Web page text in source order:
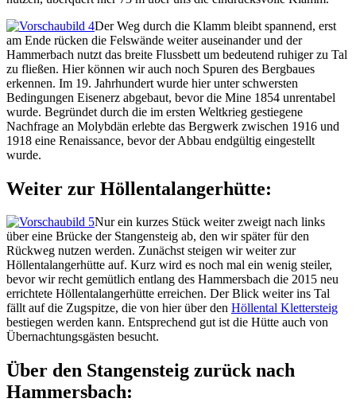
Der Weg durch die Klamm bleibt spannend, erst
am Ende rücken die Felswände weiter auseinander und der
Hammerbach nutzt das breite Flussbett um bedeutend ruhiger zu Tal
zu fließen. Hier können wir auch noch Spuren des Bergbaues
erkennen. Im 19. Jahrhundert wurde hier unter schwersten
Bedingungen Eisenerz abgebaut, bevor die Mine 1854 unrentabel
wurde. Begründet durch die im ersten Weltkrieg gestiegene
Nachfrage an Molybdän erlebte das Bergwerk zwischen 1916 und
1918 eine Renaissance, bevor der Abbau endgültig eingestellt
wurde.
Weiter zur Höllentalangerhütte:
Nur ein kurzes Stück weiter zweigt nach links
über eine Brücke der Stangensteig ab, den wir später für den
Rückweg nutzen werden. Zunächst steigen wir weiter zur
Höllentalangerhütte auf. Kurz wird es noch mal ein wenig steiler,
bevor wir recht gemütlich entlang des Hammersbach die 2015 neu
errichtete Höllentalangerhütte erreichen. Der Blick weiter ins Tal
fällt auf die Zugspitze, die von hier über den Höllental Klettersteig
bestiegen werden kann. Entsprechend gut ist die Hütte auch von
Übernachtungsgästen besucht.
Über den Stangensteig zurück nach
Hammersbach: